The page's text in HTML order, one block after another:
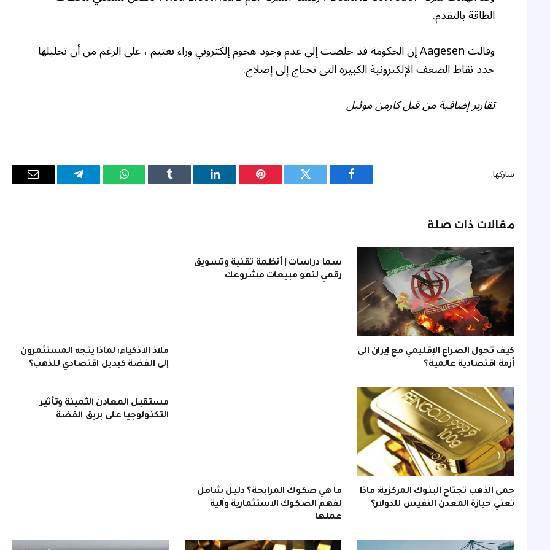
الطاقة بالتقدم.
وقالت Aagesen إن الحكومة قد خلصت إلى عدم وجود هجوم إلكتروني وراء تعتيم ، على الرغم من أن تحليلها
حدد نقاط الضعف الإلكترونية الكبيرة التي تحتاج إلى إصلاح.
تقارير إضافية من قبل كارمن موئيل
شاركها.
فيسبوك تويتر بينتيريستلينكدإن Tumblr واتساب تيلقرام
البريد
مقالات ذات صلة
كيف تحول الصراع الإقليمي مع إيران إلى
أزمة اقتصادية عالمية؟
سما دراسات | أنظمة تقنية وتسويق
رقمي لنمو مبيعات مشروعك
ملاذ الأذكياء: لماذا يتجه المستثمرون
إلى الفضة كبديل اقتصادي للذهب؟
حمى الذهب تجتاح البنوك المركزية: ماذا
تعني حيازة المعدن النفيس للدولار؟
ما هي صكوك المرابحة؟ دليل شامل
لفهم الصكوك الاستثمارية وآلية
عملها
مستقبل المعادن الثمينة وتأثير
التكنولوجيا على بريق الفضة